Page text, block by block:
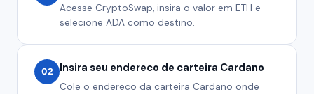
Acesse CryptoSwap, insira o valor em ETH e
selecione ADA como destino.
02 Insira seu endereco de carteira Cardano
Cole o endereco da carteira Cardano onde